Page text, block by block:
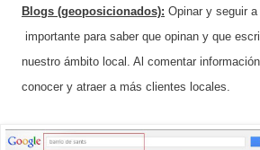
Blogs (geoposicionados): Opinar y seguir
importante para saber que opinan y que
nuestro ámbito local. Al comentar
conocer y atraer a más clientes locales.